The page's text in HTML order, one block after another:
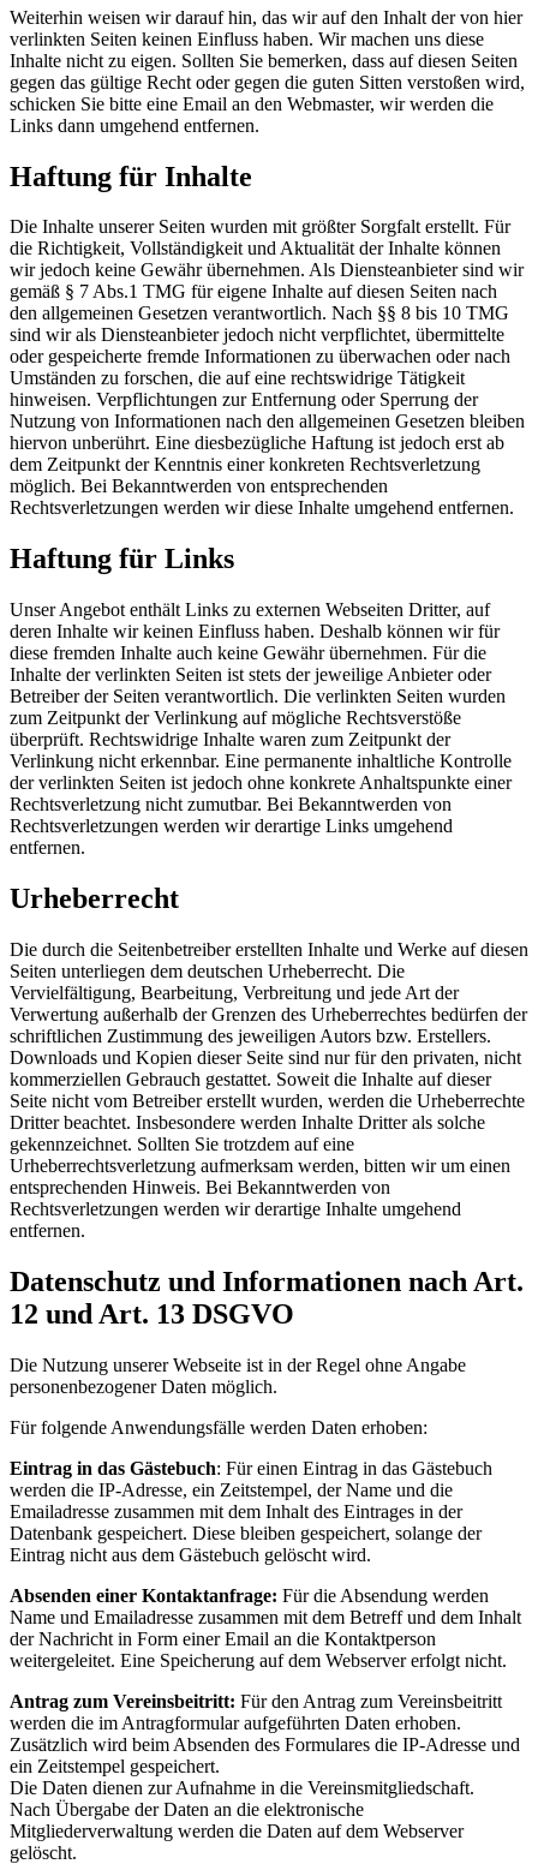
Weiterhin weisen wir darauf hin, das wir auf den Inhalt der von hier
verlinkten Seiten keinen Einfluss haben. Wir machen uns diese
Inhalte nicht zu eigen. Sollten Sie bemerken, dass auf diesen Seiten
gegen das gültige Recht oder gegen die guten Sitten verstoßen wird,
schicken Sie bitte eine Email an den Webmaster, wir werden die
Links dann umgehend entfernen.
Haftung für Inhalte
Die Inhalte unserer Seiten wurden mit größter Sorgfalt erstellt. Für
die Richtigkeit, Vollständigkeit und Aktualität der Inhalte können
wir jedoch keine Gewähr übernehmen. Als Diensteanbieter sind wir
gemäß § 7 Abs.1 TMG für eigene Inhalte auf diesen Seiten nach
den allgemeinen Gesetzen verantwortlich. Nach §§ 8 bis 10 TMG
sind wir als Diensteanbieter jedoch nicht verpflichtet, übermittelte
oder gespeicherte fremde Informationen zu überwachen oder nach
Umständen zu forschen, die auf eine rechtswidrige Tätigkeit
hinweisen. Verpflichtungen zur Entfernung oder Sperrung der
Nutzung von Informationen nach den allgemeinen Gesetzen bleiben
hiervon unberührt. Eine diesbezügliche Haftung ist jedoch erst ab
dem Zeitpunkt der Kenntnis einer konkreten Rechtsverletzung
möglich. Bei Bekanntwerden von entsprechenden
Rechtsverletzungen werden wir diese Inhalte umgehend entfernen.
Haftung für Links
Unser Angebot enthält Links zu externen Webseiten Dritter, auf
deren Inhalte wir keinen Einfluss haben. Deshalb können wir für
diese fremden Inhalte auch keine Gewähr übernehmen. Für die
Inhalte der verlinkten Seiten ist stets der jeweilige Anbieter oder
Betreiber der Seiten verantwortlich. Die verlinkten Seiten wurden
zum Zeitpunkt der Verlinkung auf mögliche Rechtsverstöße
überprüft. Rechtswidrige Inhalte waren zum Zeitpunkt der
Verlinkung nicht erkennbar. Eine permanente inhaltliche Kontrolle
der verlinkten Seiten ist jedoch ohne konkrete Anhaltspunkte einer
Rechtsverletzung nicht zumutbar. Bei Bekanntwerden von
Rechtsverletzungen werden wir derartige Links umgehend
entfernen.
Urheberrecht
Die durch die Seitenbetreiber erstellten Inhalte und Werke auf diesen
Seiten unterliegen dem deutschen Urheberrecht. Die
Vervielfältigung, Bearbeitung, Verbreitung und jede Art der
Verwertung außerhalb der Grenzen des Urheberrechtes bedürfen der
schriftlichen Zustimmung des jeweiligen Autors bzw. Erstellers.
Downloads und Kopien dieser Seite sind nur für den privaten, nicht
kommerziellen Gebrauch gestattet. Soweit die Inhalte auf dieser
Seite nicht vom Betreiber erstellt wurden, werden die Urheberrechte
Dritter beachtet. Insbesondere werden Inhalte Dritter als solche
gekennzeichnet. Sollten Sie trotzdem auf eine
Urheberrechtsverletzung aufmerksam werden, bitten wir um einen
entsprechenden Hinweis. Bei Bekanntwerden von
Rechtsverletzungen werden wir derartige Inhalte umgehend
entfernen.
Datenschutz und Informationen nach Art.
12 und Art. 13 DSGVO
Die Nutzung unserer Webseite ist in der Regel ohne Angabe
personenbezogener Daten möglich.
Für folgende Anwendungsfälle werden Daten erhoben:
Eintrag in das Gästebuch: Für einen Eintrag in das Gästebuch
werden die IP-Adresse, ein Zeitstempel, der Name und die
Emailadresse zusammen mit dem Inhalt des Eintrages in der
Datenbank gespeichert. Diese bleiben gespeichert, solange der
Eintrag nicht aus dem Gästebuch gelöscht wird.
Absenden einer Kontaktanfrage: Für die Absendung werden
Name und Emailadresse zusammen mit dem Betreff und dem Inhalt
der Nachricht in Form einer Email an die Kontaktperson
weitergeleitet. Eine Speicherung auf dem Webserver erfolgt nicht.
Antrag zum Vereinsbeitritt: Für den Antrag zum Vereinsbeitritt
werden die im Antragformular aufgeführten Daten erhoben.
Zusätzlich wird beim Absenden des Formulares die IP-Adresse und
ein Zeitstempel gespeichert.
Die Daten dienen zur Aufnahme in die Vereinsmitgliedschaft.
Nach Übergabe der Daten an die elektronische
Mitgliederverwaltung werden die Daten auf dem Webserver
gelöscht.